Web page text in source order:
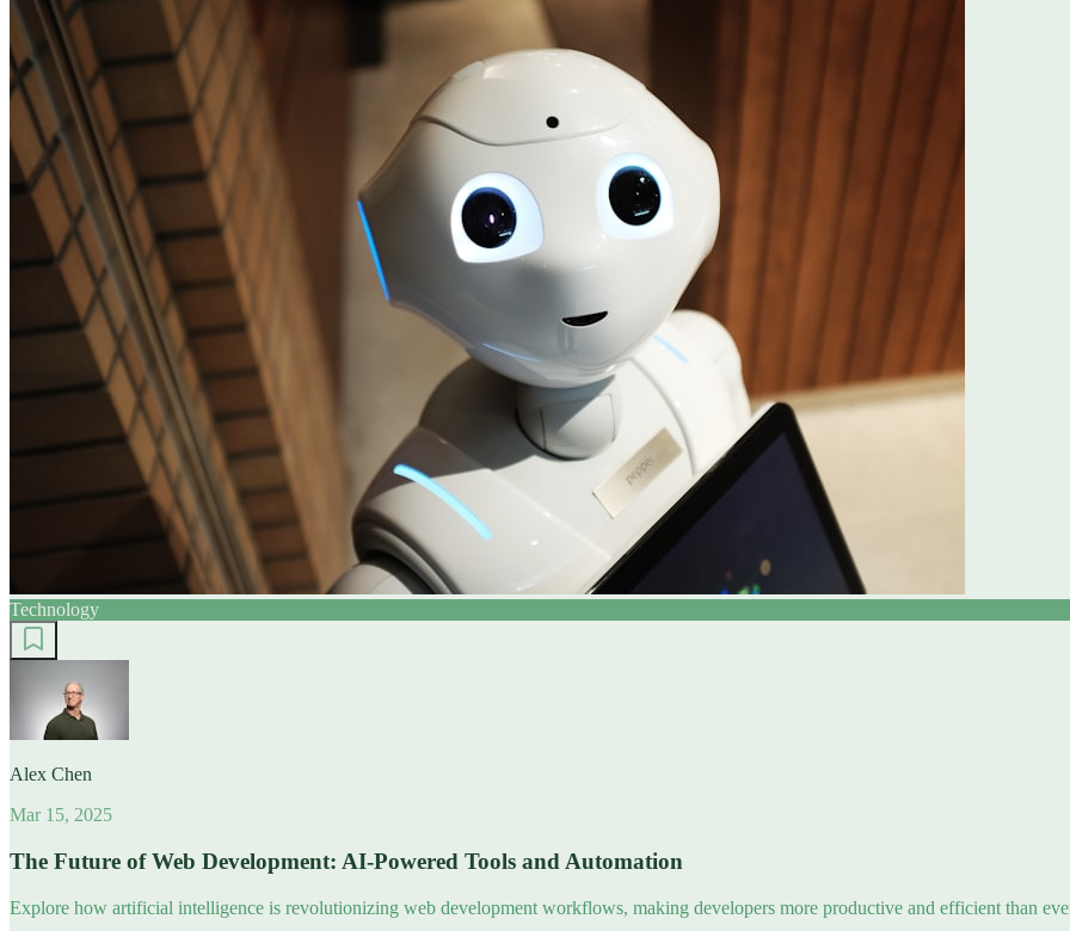
Technology
Alex Chen
Mar 15, 2025
The Future of Web Development: AI-Powered Tools and Automation
Explore how artificial intelligence is revolutionizing web development workflows, making developers more productive and efficient than